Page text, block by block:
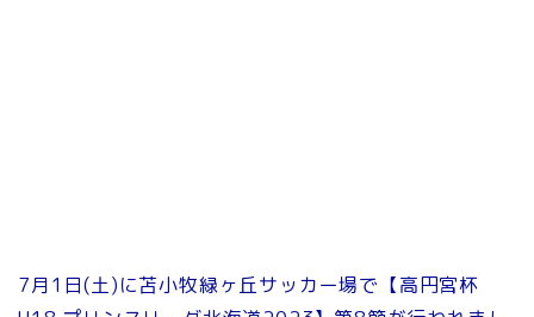
7月1日(土)に苫小牧緑ヶ丘サッカー場で【高円宮杯